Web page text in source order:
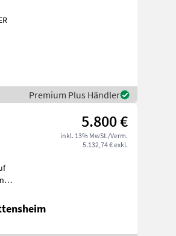
Premium Plus Händler
5.800 €
inkl. 13% MwSt./Verm.
5.132,74 € exkl.